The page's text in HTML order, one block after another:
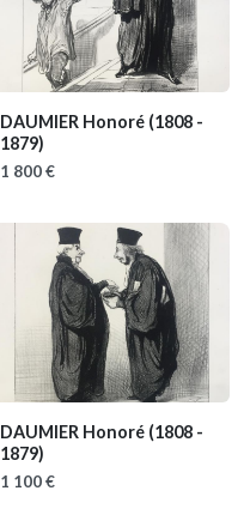
DAUMIER Honoré (1808 -
1879)
1 800 €
DAUMIER Honoré (1808 -
1879)
1 100 €